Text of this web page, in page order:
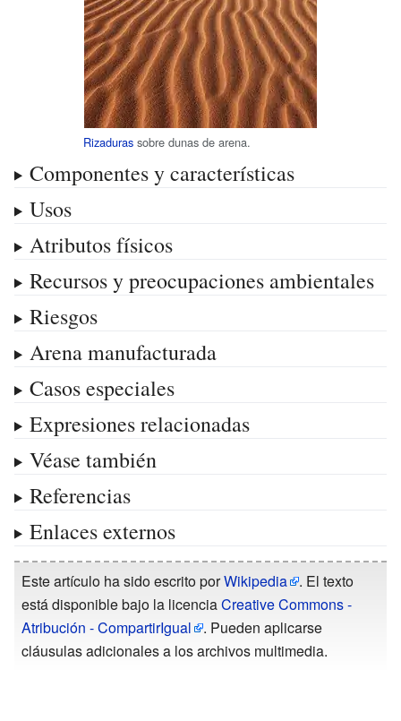
Rizaduras sobre dunas de arena.
Componentes y características
Usos
Atributos físicos
Recursos y preocupaciones ambientales
Riesgos
Arena manufacturada
Casos especiales
Expresiones relacionadas
Véase también
Referencias
Enlaces externos
Este artículo ha sido escrito porWikipedia
. El texto
está disponible bajo la licenciaCreative Commons -
Atribución - CompartirIgual
. Pueden aplicarse
cláusulas adicionales a los archivos multimedia.